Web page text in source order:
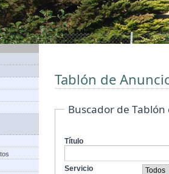
Tablón de
Buscador de
Título
Servicio